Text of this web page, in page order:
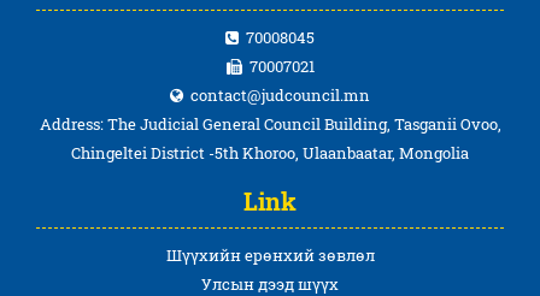
70008045
70007021
contact@judcouncil.mn
Address: The Judicial General Council Building, Tasganii Ovoo,
Chingeltei District -5th Khoroo, Ulaanbaatar, Mongolia
Link
Шүүхийн ерөнхий зөвлөл
Улсын дээд шүүх